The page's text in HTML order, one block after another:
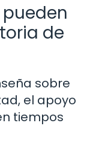
de
sobre
el apoyo
tiempos